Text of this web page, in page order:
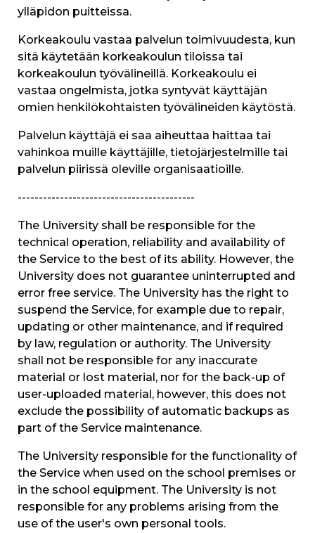
ylläpidon puitteissa.
Korkeakoulu vastaa palvelun toimivuudesta, kun
sitä käytetään korkeakoulun tiloissa tai
korkeakoulun työvälineillä. Korkeakoulu ei
vastaa ongelmista, jotka syntyvät käyttäjän
omien henkilökohtaisten työvälineiden käytöstä.
Palvelun käyttäjä ei saa aiheuttaa haittaa tai
vahinkoa muille käyttäjille, tietojärjestelmille tai
palvelun piirissä oleville organisaatioille.
------------------------------------------
The University shall be responsible for the
technical operation, reliability and availability of
the Service to the best of its ability. However, the
University does not guarantee uninterrupted and
error free service. The University has the right to
suspend the Service, for example due to repair,
updating or other maintenance, and if required
by law, regulation or authority. The University
shall not be responsible for any inaccurate
material or lost material, nor for the back-up of
user-uploaded material, however, this does not
exclude the possibility of automatic backups as
part of the Service maintenance.
The University responsible for the functionality of
the Service when used on the school premises or
in the school equipment. The University is not
responsible for any problems arising from the
use of the user's own personal tools.